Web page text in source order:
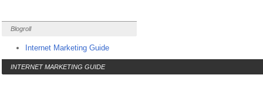
Blogroll
Internet Marketing Guide
INTERNET MARKETING GUIDE